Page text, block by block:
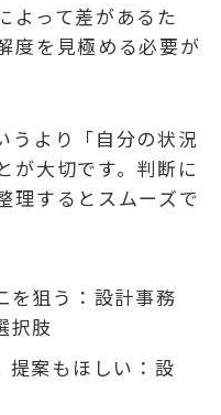
よって差があるた
度を見極める必要が
うより「自分の状況
が大切です。判断に
理するとスムーズで
を狙う：設計事務
択肢
提案もほしい：設